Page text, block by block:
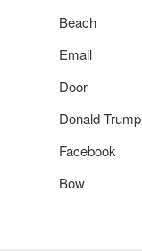
Beach
Email
Door
Donald Trump
Facebook
Bow